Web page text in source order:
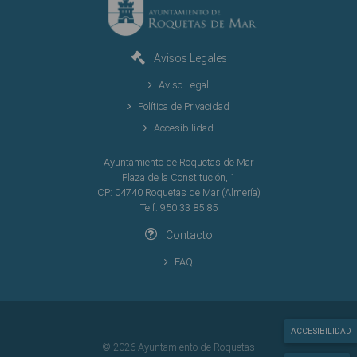
Avisos Legales
Aviso Legal
Política de Privacidad
Accesibilidad
Ayuntamiento de Roquetas de Mar
Plaza de la Constitución, 1
CP: 04740 Roquetas de Mar (Almería)
Telf: 950 33 85 85
Contacto
FAQ
© 2026 Ayuntamiento de Roquetas
ACCESIBILIDAD